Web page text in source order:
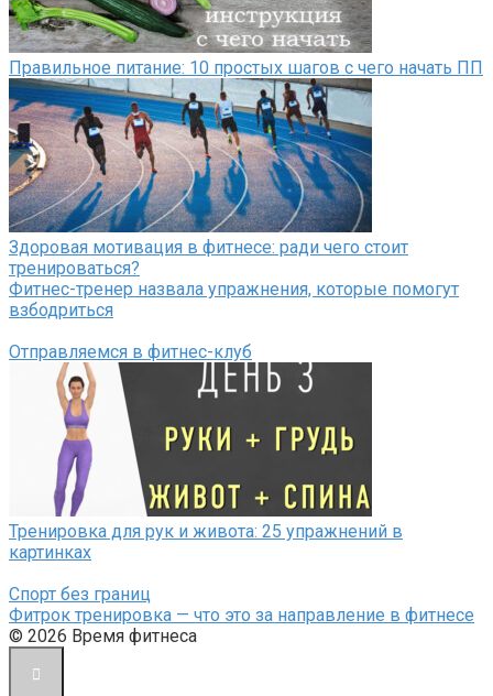
Правильное питание: 10 простых шагов с чего начать ПП
Здоровая мотивация в фитнесе: ради чего стоит
тренироваться?
Фитнес-тренер назвала упражнения, которые помогут
взбодриться
Отправляемся в фитнес-клуб
Тренировка для рук и живота: 25 упражнений в
картинках
Спорт без границ
Фитрок тренировка — что это за направление в фитнесе
© 2026 Время фитнеса